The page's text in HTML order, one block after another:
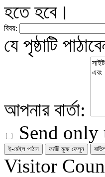
হতে হবে।
বিষয়:
যে পৃষ্ঠাটি
আপনার বার্তা:
Send only
Visitor